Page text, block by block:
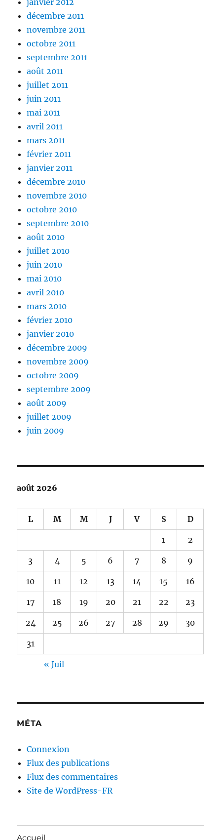
janvier 2012
décembre 2011
novembre 2011
octobre 2011
septembre 2011
août 2011
juillet 2011
juin 2011
mai 2011
avril 2011
mars 2011
février 2011
janvier 2011
décembre 2010
novembre 2010
octobre 2010
septembre 2010
août 2010
juillet 2010
juin 2010
mai 2010
avril 2010
mars 2010
février 2010
janvier 2010
décembre 2009
novembre 2009
octobre 2009
septembre 2009
août 2009
juillet 2009
juin 2009
août 2026
L M M J V S D
1 2
3 4 5 6 7 8 9
10 11 12 13 14 15 16
17 18 19 20 21 22 23
24 25 26 27 28 29 30
31
« Juil
MÉTA
Connexion
Flux des publications
Flux des commentaires
Site de WordPress-FR
Accueil